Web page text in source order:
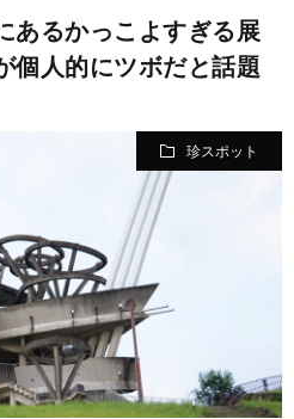
あるかっこよすぎる展
個人的にツボだと話題
珍スポット